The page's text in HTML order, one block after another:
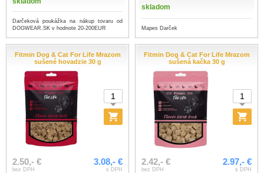
Darčeková poukážka na nákup tovaru od
DOGWEAR.SK v hodnote 20-200EUR
skladom
Mapes Darček
Fitmin Dog & Cat For Life Mrazom
sušené hovadzie 30 g
2.50,- €
bez DPH
3.08,- €
s DPH
Fitmin Dog & Cat For Life Mrazom
sušená kačka 30 g
2.42,- €
bez DPH
2.97,- €
s DPH